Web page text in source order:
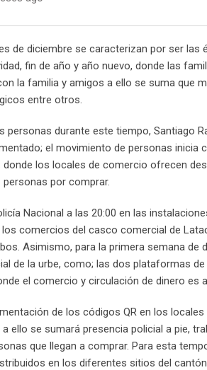
de diciembre se caracterizan por ser
fin de año y año nuevo, donde las
la familia y amigos a ello se suma que
entre otros.
personas durante este tiempo, Santiago
el movimiento de personas inicia
donde los locales de comercio ofrecen
por comprar.
Nacional a las 20:00 en las
comercios del casco comercial de
Asimismo, para la primera semana de
de la urbe, como; las dos plataformas
el comercio y circulación de dinero es
de los códigos QR en los
ello se sumará presencia policial a pie,
que llegan a comprar. Para esta
en los diferentes sitios del